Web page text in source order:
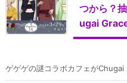
つから？
ugai
ゲゲゲの謎コラボカフェが